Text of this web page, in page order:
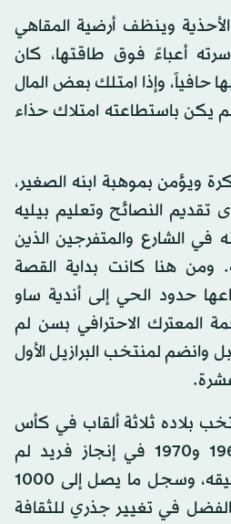
وينظف أرضية المقاهي
أعباءً فوق طاقتها، كان
حافياً، وإذا امتلك بعض المال
يكن باستطاعته امتلاك حذاء
ويؤمن بموهبة ابنه الصغير،
النصائح وتعليم بيليه
في الشارع والمتفرجين الذين
ومن هنا كانت بداية القصة
حدود الحي إلى أندية ساو
المعترك الاحترافي بسن لم
وانضم لمنتخب البرازيل الأول
بلاده ثلاثة ألقاب في كأس
العالم أعوام 1958 و1962 و1970 في إنجاز فريد لم
يستطع لاعب غيره تحقيقه، وسجل ما يصل إلى 1000
في تغيير جذري للثقافة